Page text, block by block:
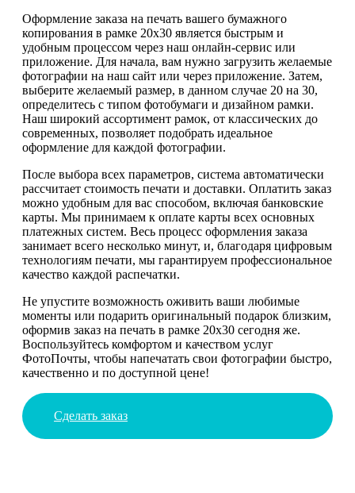
Оформление заказа на печать вашего бумажного
копирования в рамке 20х30 является быстрым и
удобным процессом через наш онлайн-сервис или
приложение. Для начала, вам нужно загрузить желаемые
фотографии на наш сайт или через приложение. Затем,
выберите желаемый размер, в данном случае 20 на 30,
определитесь с типом фотобумаги и дизайном рамки.
Наш широкий ассортимент рамок, от классических до
современных, позволяет подобрать идеальное
оформление для каждой фотографии.
После выбора всех параметров, система автоматически
рассчитает стоимость печати и доставки. Оплатить заказ
можно удобным для вас способом, включая банковские
карты. Мы принимаем к оплате карты всех основных
платежных систем. Весь процесс оформления заказа
занимает всего несколько минут, и, благодаря цифровым
технологиям печати, мы гарантируем профессиональное
качество каждой распечатки.
Не упустите возможность оживить ваши любимые
моменты или подарить оригинальный подарок близким,
оформив заказ на печать в рамке 20х30 сегодня же.
Воспользуйтесь комфортом и качеством услуг
ФотоПочты, чтобы напечатать свои фотографии быстро,
качественно и по доступной цене!
Сделать заказ